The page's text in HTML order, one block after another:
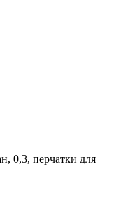
0,3, перчатки для